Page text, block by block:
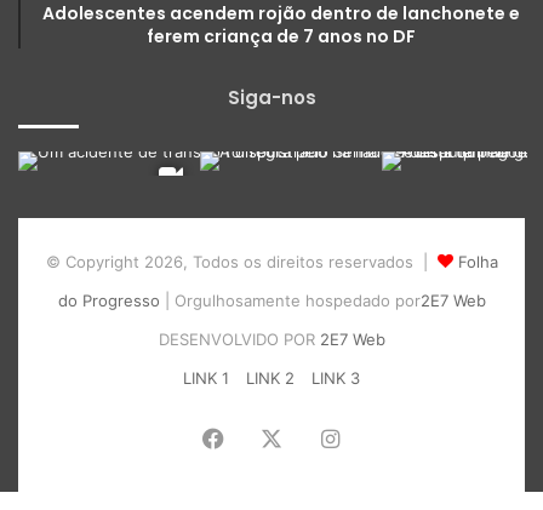
Adolescentes acendem rojão dentro de lanchonete e
ferem criança de 7 anos no DF
Siga-nos
© Copyright 2026, Todos os direitos reservados |
Folha
do Progresso | Orgulhosamente hospedado por2E7 Web
DESENVOLVIDO POR 2E7 Web
LINK 1
LINK 2 LINK 3
Facebook Instagram